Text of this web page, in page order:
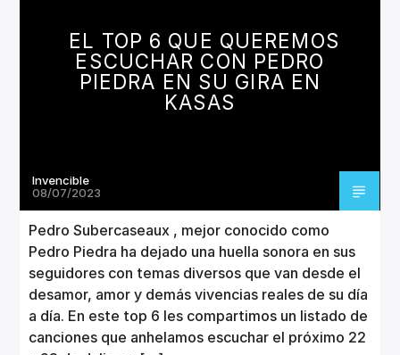
TÍTULO
ARTISTA
Invencible Radio
EL TOP 6 QUE QUEREMOS
ESCUCHAR CON PEDRO
PIEDRA EN SU GIRA EN
KASAS
Invencible
08/07/2023
Pedro Subercaseaux , mejor conocido como
Pedro Piedra ha dejado una huella sonora en sus
seguidores con temas diversos que van desde el
desamor, amor y demás vivencias reales de su día
a día. En este top 6 les compartimos un listado de
canciones que anhelamos escuchar el próximo 22